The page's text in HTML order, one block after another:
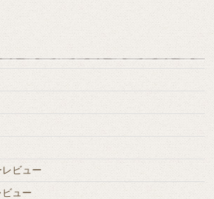
ビュー
ュー